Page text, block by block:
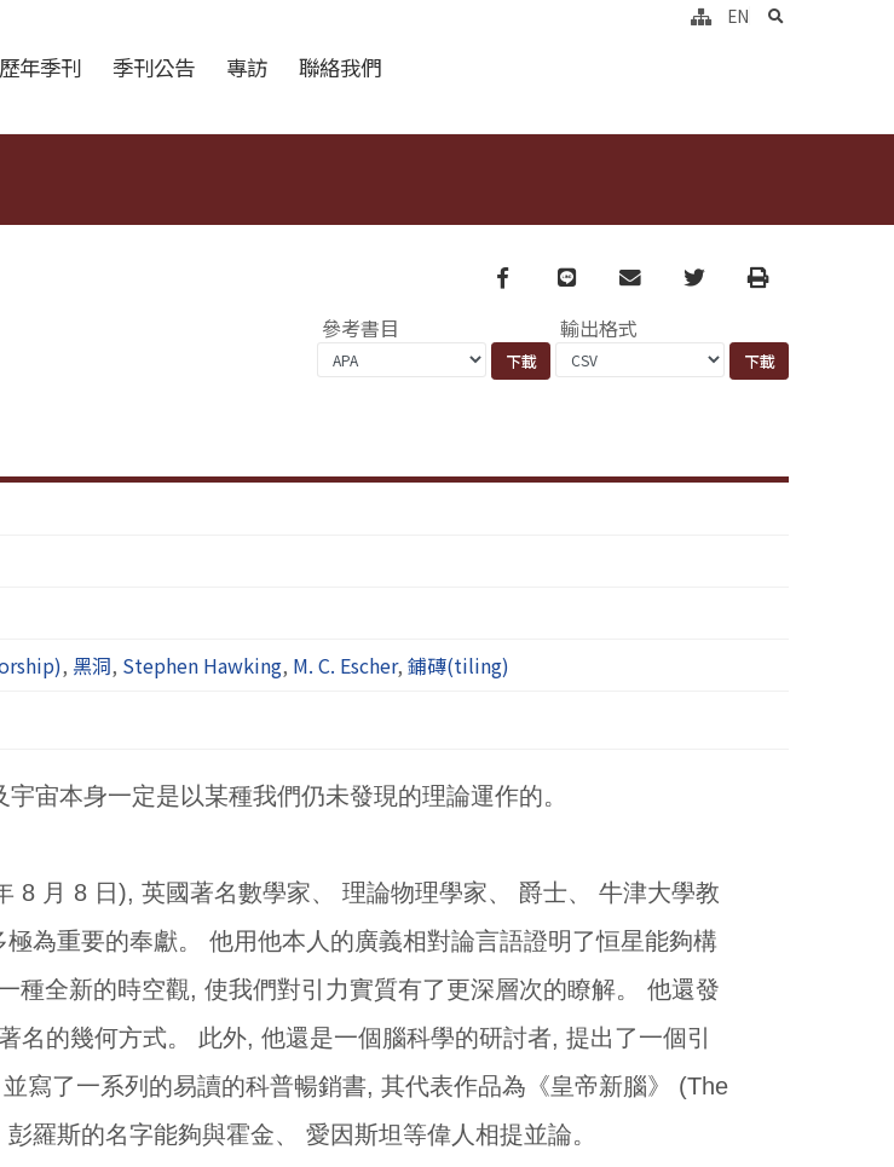
歷年季刊 季刊公告 專訪 聯絡我們
EN search
Facebook
line email TwitterPrint
參考書目 輸出格式
, 黑洞, Stephen Hawking, M. C. Escher, 鋪磚(tiling)
宙本身一定是以某種我們仍未發現的理論運作的。
8 月 8 日), 英國著名數學家、 理論物理學家、 爵士、 牛津大學教
為重要的奉獻。 他用他本人的廣義相對論言語證明了恒星能夠構
種全新的時空觀, 使我們對引力實質有了更深層次的瞭解。 他還發
名的幾何方式。 此外, 他還是一個腦科學的研討者, 提出了一個引
寫了一系列的易讀的科普暢銷書, 其代表作品為《皇帝新腦》 (The
羅斯的名字能夠與霍金、 愛因斯坦等偉人相提並論。